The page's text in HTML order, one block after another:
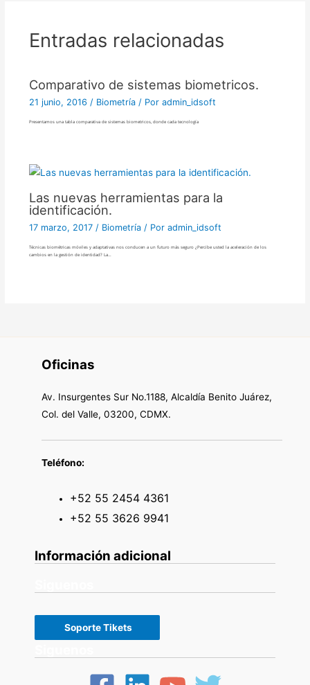
Entradas relacionadas
Comparativo de sistemas biometricos.
21 junio, 2016 / Biometría/ Por admin_idsoft
Presentamos una tabla comparativa de sistemas biometricos, donde cada tecnología
Las nuevas herramientas para la
identificación.
17 marzo, 2017 / Biometría/ Por admin_idsoft
Técnicas biométricas móviles y adaptativas nos conducen a un futuro más seguro ¿Percibe usted la aceleración de los
cambios en la gestión de identidad? La…
Oficinas
Av. Insurgentes Sur No.1188, Alcaldía Benito Juárez,
Col. del Valle, 03200, CDMX.
Teléfono:
+52 55 2454 4361
+52 55 3626 9941
Información adicional
Soporte Tikets